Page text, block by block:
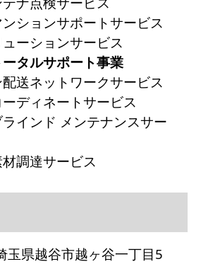
ンションサポートサービス
ューションサービス
タルサポート事業
配送ネットワークサービス
ーディネートサービス
ラインド メンテナンスサー
調達サービス
県越谷市越ヶ谷一丁目5